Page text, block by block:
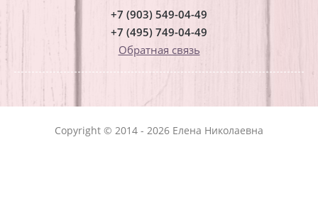
+7 (903) 549-04-49
+7 (495) 749-04-49
Обратная связь
Copyright © 2014 - 2026 Елена Николаевна